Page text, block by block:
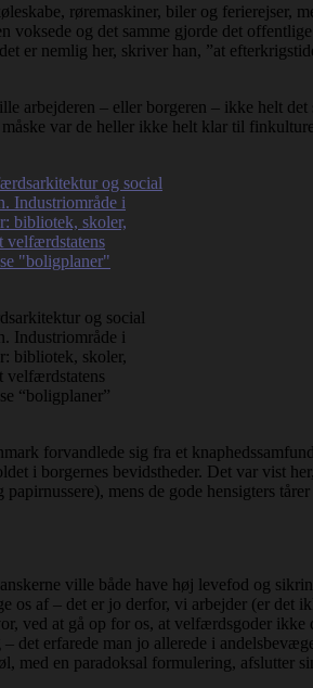
røremaskiner, biler og ferierejser,
og det samme gjorde det
er nemlig her, skriver han, ”at
– eller borgeren – ikke helt
var de heller ikke helt klar til
og social
Industriområde i
bibliotek, skoler,
velfærdstatens
“boligplaner”
forvandlede sig fra et
i borgernes bevidstheder. Det var vist
mens de gode hensigters
ville både have høj levefod og
af – det er jo derfor, vi arbejder (er det
ved at gå op for os, at velfærdsgoder
erfarede man jo allerede i
med en paradoksal formulering, afslutter